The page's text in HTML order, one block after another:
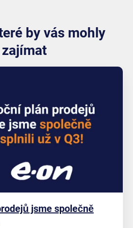
by vás mohly
zajímat
jsme společně